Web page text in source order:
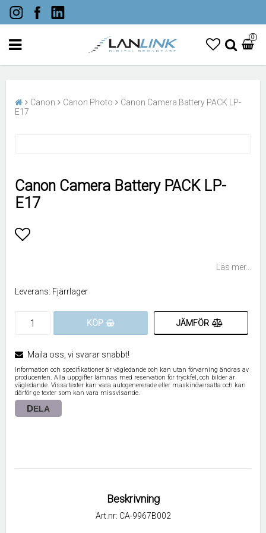
0
Canon Canon Photo
Canon Camera Battery PACK LP-
E17
Canon Camera Battery PACK LP-
E17
Läs mer...
Leverans: Fjärrlager
KÖP JÄMFÖR
Maila oss, vi svarar snabbt!
Information och specifikationer är vägledande och kan utan förvarning ändras av
producenten. Alla uppgifter lämnas med reservation för tryckfel, och bilder är
vägledande. Vissa texter kan vara autogenererade eller maskinöversatta och kan
därför ge texter som kan vara missvisande.
DELA
Beskrivning
Art.nr: CA-9967B002